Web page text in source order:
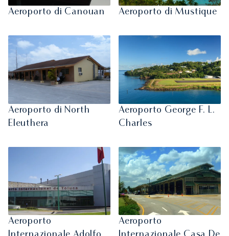
Aeroporto di Canouan Aeroporto di Mustique
Aeroporto di North
Eleuthera
Aeroporto George F. L.
Charles
Aeroporto
Aeroporto